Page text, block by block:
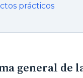
prácticos
general de